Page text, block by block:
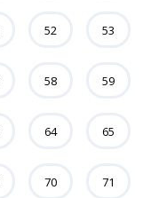
52 53
58 59
64 65
70 71